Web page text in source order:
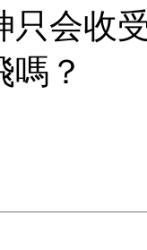
只会收
嗎？